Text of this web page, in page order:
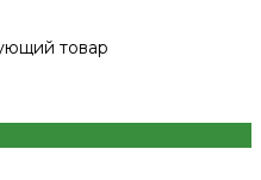
товар